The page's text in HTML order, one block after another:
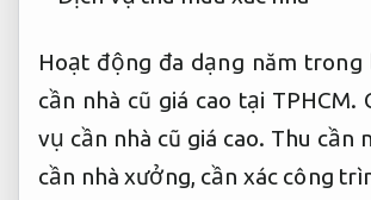
Hoạt động đa dạng năm
cần nhà cũ giá cao tại TPHCM.
vụ cần nhà cũ giá cao. Thu cần
cần nhà xưởng, cần xác công